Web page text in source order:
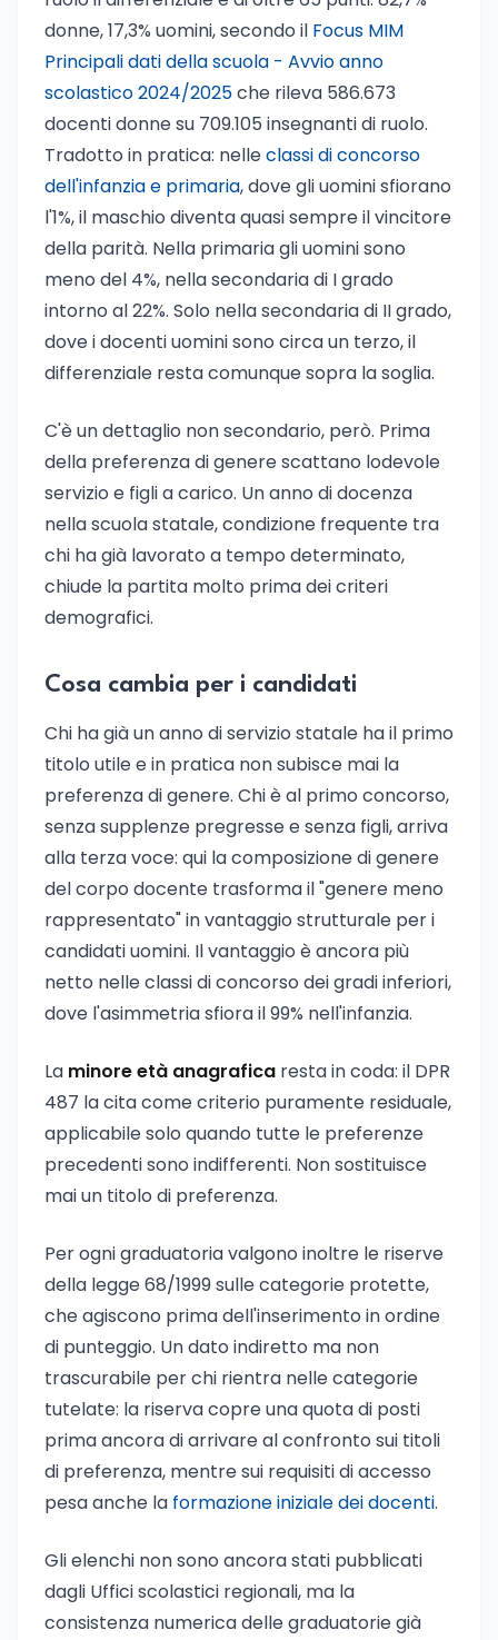
donne, 17,3% uomini, secondo il Focus MIM
Principali dati della scuola - Avvio anno
scolastico 2024/2025che rileva 586.673
docenti donne su 709.105 insegnanti di ruolo.
Tradotto in pratica: nelleclassi di concorso
dell'infanzia e primaria, dove gli uomini sfiorano
l'1%, il maschio diventa quasi sempre il vincitore
della parità. Nella primaria gli uomini sono
meno del 4%, nella secondaria di I grado
intorno al 22%. Solo nella secondaria di II grado,
dove i docenti uomini sono circa un terzo, il
differenziale resta comunque sopra la soglia.
C'è un dettaglio non secondario, però. Prima
della preferenza di genere scattano lodevole
servizio e figli a carico. Un anno di docenza
nella scuola statale, condizione frequente tra
chi ha già lavorato a tempo determinato,
chiude la partita molto prima dei criteri
demografici.
Cosa cambia per i candidati
Chi ha già un anno di servizio statale ha il primo
titolo utile e in pratica non subisce mai la
preferenza di genere. Chi è al primo concorso,
senza supplenze pregresse e senza figli, arriva
alla terza voce: qui la composizione di genere
del corpo docente trasforma il "genere meno
rappresentato" in vantaggio strutturale per i
candidati uomini. Il vantaggio è ancora più
netto nelle classi di concorso dei gradi inferiori,
dove l'asimmetria sfiora il 99% nell'infanzia.
La minore età anagrafica resta in coda: il DPR
487 la cita come criterio puramente residuale,
applicabile solo quando tutte le preferenze
precedenti sono indifferenti. Non sostituisce
mai un titolo di preferenza.
Per ogni graduatoria valgono inoltre le riserve
della legge 68/1999 sulle categorie protette,
che agiscono prima dell'inserimento in ordine
di punteggio. Un dato indiretto ma non
trascurabile per chi rientra nelle categorie
tutelate: la riserva copre una quota di posti
prima ancora di arrivare al confronto sui titoli
di preferenza, mentre sui requisiti di accesso
pesa anche la formazione iniziale dei docenti.
Gli elenchi non sono ancora stati pubblicati
dagli Uffici scolastici regionali, ma la
consistenza numerica delle graduatorie già